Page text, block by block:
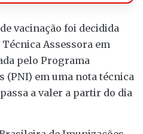
vacinação foi decidida
Assessora em
pelo Programa
(PNI) em uma nota técnica
a valer a partir do dia